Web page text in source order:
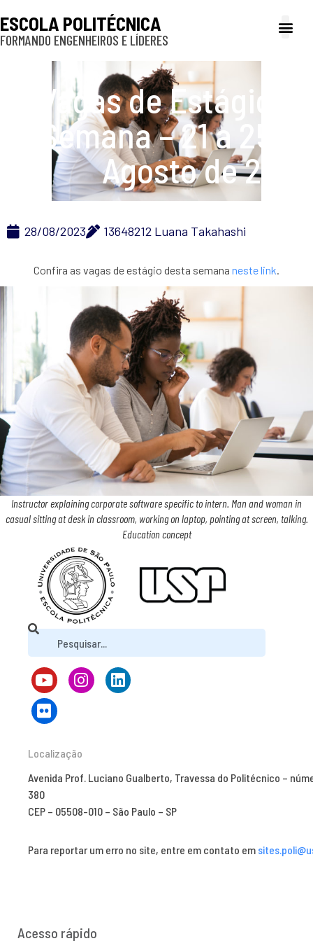
ESCOLA POLITÉCNICA
FORMANDO ENGENHEIROS E LÍDERES
Vagas de Estágio da
Semana – 21 a 25 de
Agosto de 2023
28/08/2023 13648212 Luana Takahashi
Confira as vagas de estágio desta semananeste link.
Instructor explaining corporate software specific to intern. Man and woman in
casual sitting at desk in classroom, working on laptop, pointing at screen, talking.
Education concept
Localização
Avenida Prof. Luciano Gualberto, Travessa do Politécnico –
380
CEP – 05508-010 – São Paulo – SP
Para reportar um erro no site, entre em contato em
Acesso rápido